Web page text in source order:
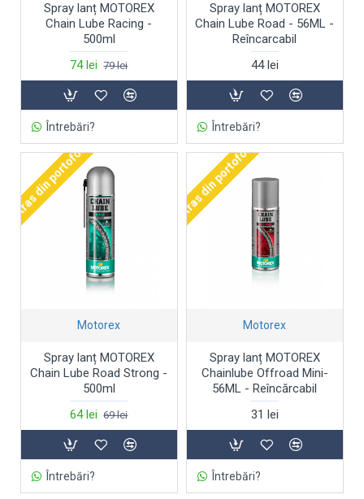
Spray lanț MOTOREX
Chain Lube Racing -
500ml
74 lei 79 lei
Întrebări?
Spray lanț MOTOREX
Chain Lube Road - 56ML -
Reîncarcabil
44 lei
Întrebări?
Retras din portofoliu
Motorex
Spray lanț MOTOREX
Chain Lube Road Strong -
500ml
64 lei 69 lei
Întrebări?
Retras din portofoliu
Motorex
Spray lanț MOTOREX
Chainlube Offroad Mini-
56ML - Reîncărcabil
31 lei
Întrebări?